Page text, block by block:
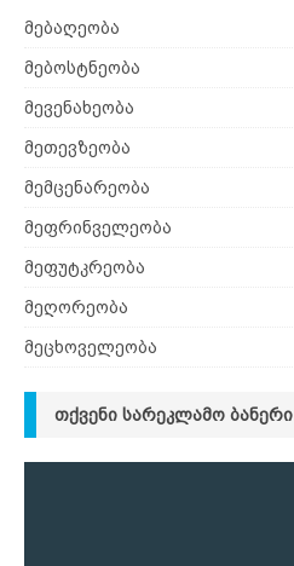
მებაღეობა
მებოსტნეობა
მევენახეობა
მეთევზეობა
მემცენარეობა
მეფრინველეობა
მეფუტკრეობა
მეღორეობა
მეცხოველეობა
ᲗᲥᲕᲔᲜᲘ ᲡᲐᲠᲔᲙᲚᲐᲛᲝ ᲑᲐᲜᲔᲠᲘ